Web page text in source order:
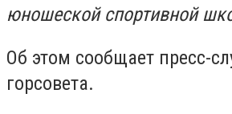
юношеской спортивной
Об этом сообщает пресс-
горсовета.